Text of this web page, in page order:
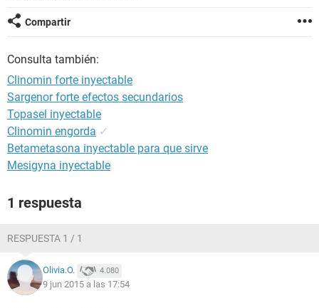
Compartir
Consulta también:
Clinomin forte inyectable
Sargenor forte efectos secundarios
Topasel inyectable
Clinomin engorda ✓
Betametasona inyectable para que sirve
Mesigyna inyectable
1 respuesta
RESPUESTA 1 / 1
Olivia.O. 4.080
9 jun 2015 a las 17:54